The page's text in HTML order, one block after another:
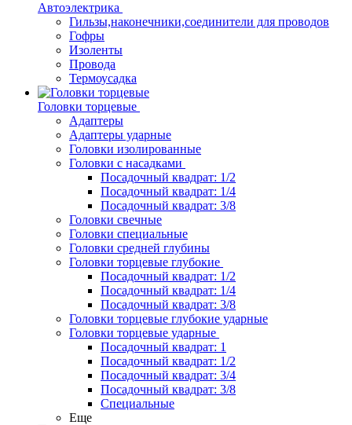
Автоэлектрика
Гильзы,наконечники,соединители для проводов
Гофры
Изоленты
Провода
Термоусадка
Головки торцевые
Адаптеры
Адаптеры ударные
Головки изолированные
Головки с насадками
Посадочный квадрат: 1/2
Посадочный квадрат: 1/4
Посадочный квадрат: 3/8
Головки свечные
Головки специальные
Головки средней глубины
Головки торцевые глубокие
Посадочный квадрат: 1/2
Посадочный квадрат: 1/4
Посадочный квадрат: 3/8
Головки торцевые глубокие ударные
Головки торцевые ударные
Посадочный квадрат: 1
Посадочный квадрат: 1/2
Посадочный квадрат: 3/4
Посадочный квадрат: 3/8
Специальные
Еще